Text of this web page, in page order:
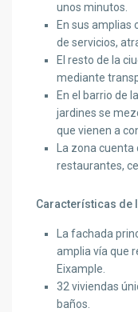
unos minutos.
En sus amplias
de servicios,
El resto de la
mediante
En el barrio de
jardines se
que vienen a
La zona
restaurantes,
Características de
La fachada
amplia vía que
Eixample.
32 viviendas
baños.